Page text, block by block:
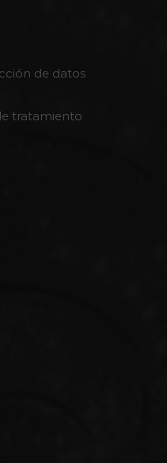
de datos
tratamiento